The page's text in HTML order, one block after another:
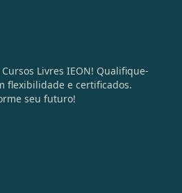
Livres IEON! Qualifique-
flexibilidade e certificados.
seu futuro!